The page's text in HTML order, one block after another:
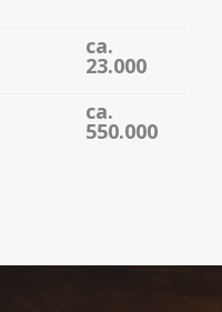
ca.
23.000
ca.
550.000